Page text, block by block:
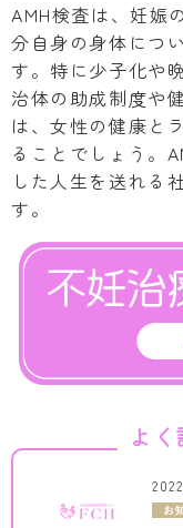
AMH検査は、妊娠
分自身の身体につ
す。特に少子化や
治体の助成制度や
は、女性の健康と
ることでしょう。
した人生を送れる
す。
よ
お